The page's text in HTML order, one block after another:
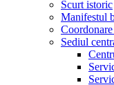
Scurt istoric
Manifestul
Sediul